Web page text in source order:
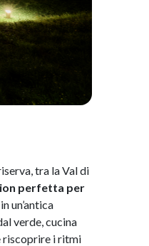
tra la Val di
perfetta per
un’antica
verde, cucina
riscoprire i ritmi